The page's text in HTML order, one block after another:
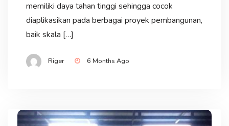
memiliki daya tahan tinggi sehingga cocok
diaplikasikan pada berbagai proyek pembangunan,
baik skala […]
Riger 6 Months Ago